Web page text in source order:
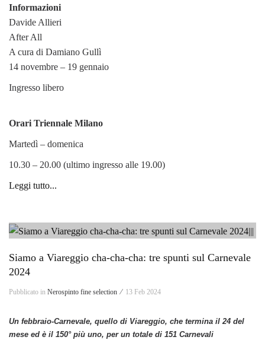
Informazioni
Davide Allieri
After All
A cura di Damiano Gullì
14 novembre – 19 gennaio
Ingresso libero
Orari Triennale Milano
Martedì – domenica
10.30 – 20.00 (ultimo ingresso alle 19.00)
Leggi tutto...
Siamo a Viareggio cha-cha-cha: tre spunti sul Carnevale
2024
Pubblicato in Nerospinto fine selection ⁄ 13 Feb 2024
Un febbraio-Carnevale, quello di Viareggio, che termina il 24 del
mese ed è il 150° più uno, per un totale di 151 Carnevali